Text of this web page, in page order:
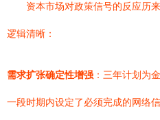
资本市场对政策信号的反应历
逻辑清晰：
需求扩张确定性增强 ：三年计划为
一段时期内设定了必须完成的网络